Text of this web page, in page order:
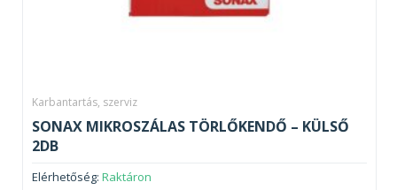
Karbantartás, szerviz
SONAX MIKROSZÁLAS TÖRLŐKENDŐ – KÜLSŐ
2DB
Elérhetőség: Raktáron